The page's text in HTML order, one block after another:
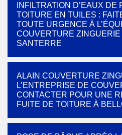
INFILTRATION D’EAUX
TOITURE EN TUILES :
TOUTE URGENCE À
COUVERTURE ZINGUERIE
SANTERRE
ALAIN COUVERTURE
L’ENTREPRISE DE
CONTACTER POUR UNE
FUITE DE TOITURE À